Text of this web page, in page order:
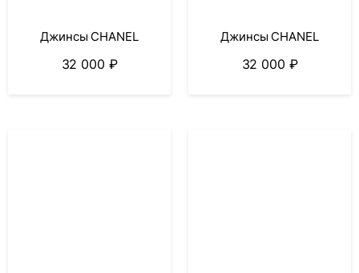
Джинсы CHANEL
32 000 ₽
Джинсы CHANEL
32 000 ₽